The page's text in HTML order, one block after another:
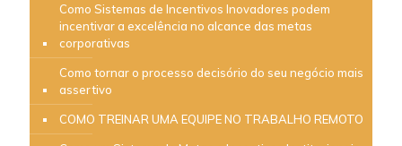
Como Sistemas de Incentivos Inovadores podem
incentivar a excelência no alcance das metas
corporativas
Como tornar o processo decisório do seu negócio mais
assertivo
COMO TREINAR UMA EQUIPE NO TRABALHO REMOTO